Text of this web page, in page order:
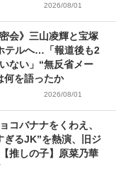
2026/08/01
会》三山凌輝と宝塚
テルへ…「報道後も2
ない」“無反省メー
を語ったか
2026/08/01
コバナナをくわえ、
るJK”を熱演、旧ジ
推しの子】原菜乃華